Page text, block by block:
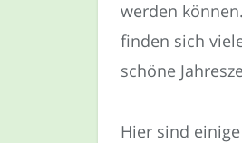
werden
finden sich
schöne
Hier sind